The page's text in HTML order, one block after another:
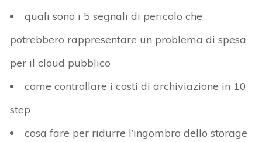
quali sono i 5 segnali di pericolo che
potrebbero rappresentare un problema di spesa
per il cloud pubblico
come controllare i costi di archiviazione in 10
step
cosa fare per ridurre l’ingombro dello storage